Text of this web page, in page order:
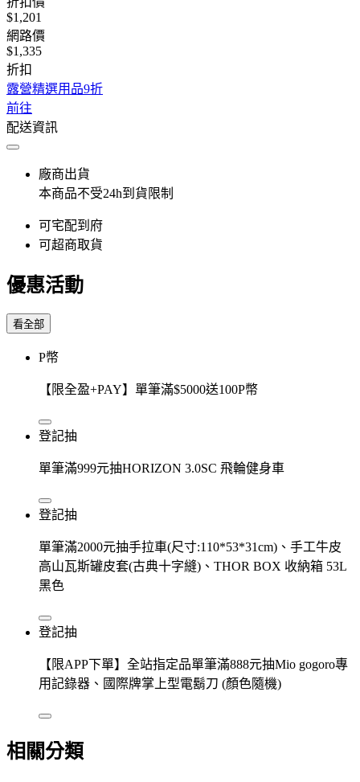
$1,201
網路價
$1,335
折扣
露營精選用品9折
前往
配送資訊
廠商出貨
本商品不受24h到貨限制
可宅配到府
可超商取貨
優惠活動
看全部
P幣
【限全盈+PAY】單筆滿$5000送100P幣
登記抽
單筆滿999元抽HORIZON 3.0SC 飛輪健身車
登記抽
單筆滿2000元抽手拉車(尺寸:110*53*31cm)、手工牛皮
高山瓦斯罐皮套(古典十字縫)、THOR BOX 收納箱 53L
黑色
登記抽
【限APP下單】全站指定品單筆滿888元抽Mio gogoro專
用記錄器、國際牌掌上型電鬍刀 (顏色隨機)
相關分類